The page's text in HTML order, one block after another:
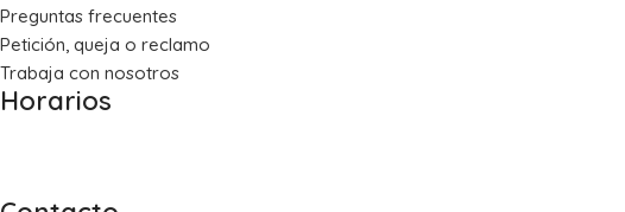
Preguntas frecuentes
Petición, queja o reclamo
Trabaja con nosotros
Horarios